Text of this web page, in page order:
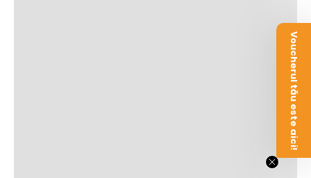
Voucherul tău este aici!